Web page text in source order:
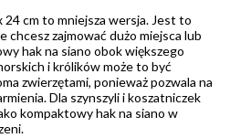
cm to mniejsza wersja. Jest to
chcesz zajmować dużo miejsca lub
hak na siano obok większego
i królików może to być
zwierzętami, ponieważ pozwala na
Dla szynszyli i koszatniczek
kompaktowy hak na siano w